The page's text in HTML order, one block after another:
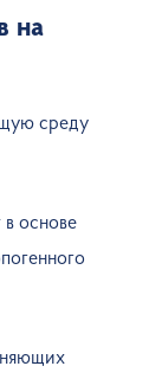
на
среду
в основе